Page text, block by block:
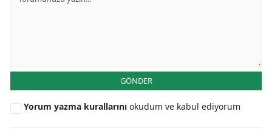
GÖNDER
Yorum yazma kurallarını okudum ve kabul ediyorum